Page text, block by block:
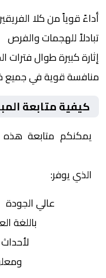
أداءً قوياً من كلا
تبادلاً للهجمات والفرص
إثارة كبيرة طوال فترات
منافسة قوية في جميع
كيفية متابعة
يمكنكم متابعة هذه
الذي يوفر:
عالي الجودة
باللغة
لأحداث